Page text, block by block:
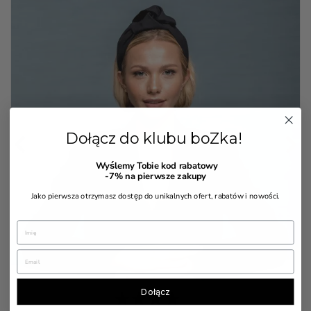
Dołącz do klubu boZka!
Wyślemy Tobie kod rabatowy
-7%na pierwsze zakupy
Jako pierwsza otrzymasz dostęp do unikalnych ofert, rabatów i nowości.
Dołącz